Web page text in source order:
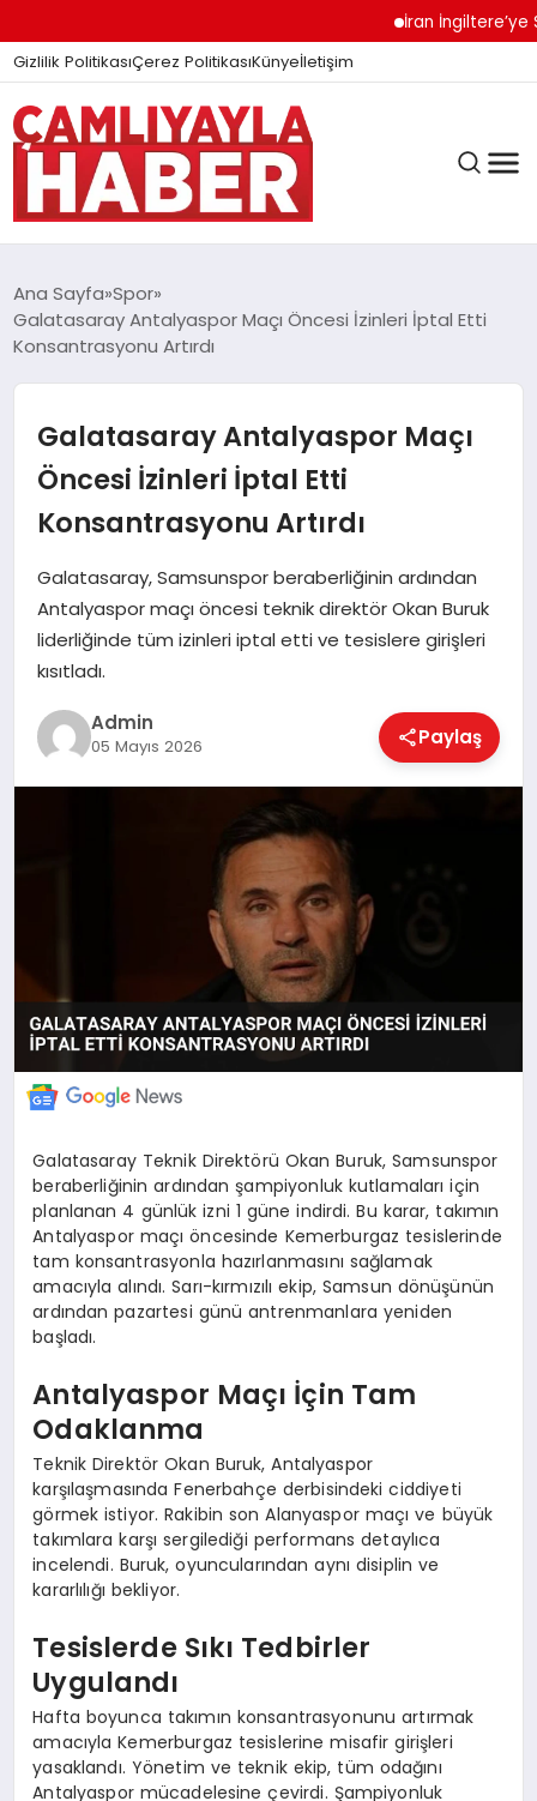
İran İngiltere’ye Sert
Gizlilik PolitikasıÇerez PolitikasıKünyeİletişim
GÜNDEM
DÜNYA
EĞITIM
EKONOMI
MAGAZIN
TEKNOLOJI
Ana Sayfa Spor
Galatasaray Antalyaspor Maçı Öncesi İzinleri İptal Etti
Konsantrasyonu Artırdı
Galatasaray Antalyaspor Maçı
Öncesi İzinleri İptal Etti
Konsantrasyonu Artırdı
Galatasaray, Samsunspor beraberliğinin ardından
Antalyaspor maçı öncesi teknik direktör Okan Buruk
liderliğinde tüm izinleri iptal etti ve tesislere girişleri
kısıtladı.
Admin
05 Mayıs 2026 Paylaş
Galatasaray Teknik Direktörü Okan Buruk, Samsunspor
beraberliğinin ardından şampiyonluk kutlamaları için
planlanan 4 günlük izni 1 güne indirdi. Bu karar, takımın
Antalyaspor maçı öncesinde Kemerburgaz tesislerinde
tam konsantrasyonla hazırlanmasını sağlamak
amacıyla alındı. Sarı-kırmızılı ekip, Samsun dönüşünün
ardından pazartesi günü antrenmanlara yeniden
başladı.
Antalyaspor Maçı İçin Tam
Odaklanma
Teknik Direktör Okan Buruk, Antalyaspor
karşılaşmasında Fenerbahçe derbisindeki ciddiyeti
görmek istiyor. Rakibin son Alanyaspor maçı ve büyük
takımlara karşı sergilediği performans detaylıca
incelendi. Buruk, oyuncularından aynı disiplin ve
kararlılığı bekliyor.
Tesislerde Sıkı Tedbirler
Uygulandı
Hafta boyunca takımın konsantrasyonunu artırmak
amacıyla Kemerburgaz tesislerine misafir girişleri
yasaklandı. Yönetim ve teknik ekip, tüm odağını
Antalyaspor mücadelesine çevirdi. Şampiyonluk